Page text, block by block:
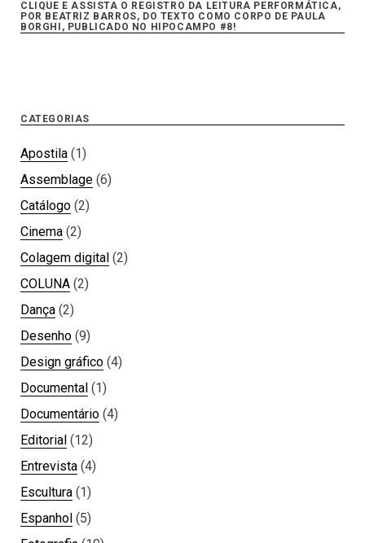
CLIQUE E ASSISTA O REGISTRO DA LEITURA PERFORMÁTICA,
POR BEATRIZ BARROS, DO TEXTO COMO CORPO DE PAULA
BORGHI, PUBLICADO NO HIPOCAMPO #8!
CATEGORIAS
Apostila (1)
Assemblage (6)
Catálogo (2)
Cinema (2)
Colagem digital (2)
COLUNA (2)
Dança (2)
Desenho (9)
Design gráfico (4)
Documental (1)
Documentário (4)
Editorial (12)
Entrevista (4)
Escultura (1)
Espanhol (5)